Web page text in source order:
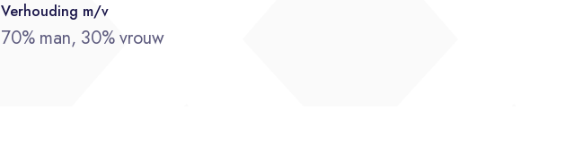
Verhouding m/v
70% man, 30% vrouw